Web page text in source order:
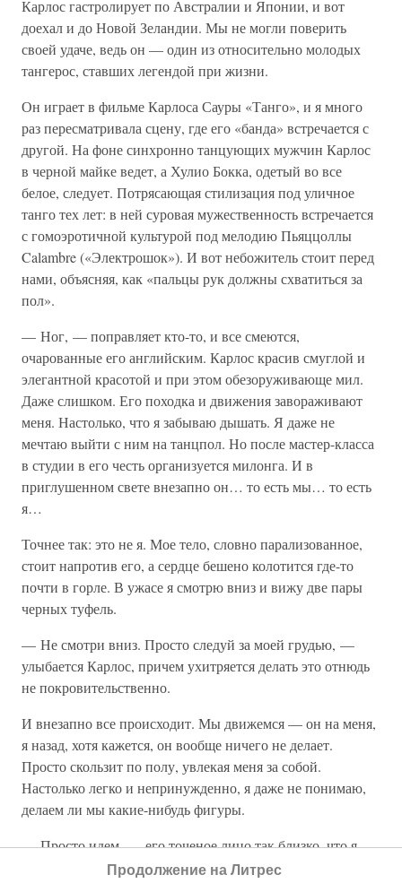
Карлос гастролирует по Австралии и Японии, и вот
доехал и до Новой Зеландии. Мы не могли поверить
своей удаче, ведь он — один из относительно молодых
тангерос, ставших легендой при жизни.
Он играет в фильме Карлоса Сауры «Танго», и я много
раз пересматривала сцену, где его «банда» встречается с
другой. На фоне синхронно танцующих мужчин Карлос
в черной майке ведет, а Хулио Бокка, одетый во все
белое, следует. Потрясающая стилизация под уличное
танго тех лет: в ней суровая мужественность встречается
с гомоэротичной культурой под мелодию Пьяццоллы
Calambre («Электрошок»). И вот небожитель стоит перед
нами, объясняя, как «пальцы рук должны схватиться за
пол».
— Ног, — поправляет кто-то, и все смеются,
очарованные его английским. Карлос красив смуглой и
элегантной красотой и при этом обезоруживающе мил.
Даже слишком. Его походка и движения завораживают
меня. Настолько, что я забываю дышать. Я даже не
мечтаю выйти с ним на танцпол. Но после мастер-класса
в студии в его честь организуется милонга. И в
приглушенном свете внезапно он… то есть мы… то есть
я…
Точнее так: это не я. Мое тело, словно парализованное,
стоит напротив его, а сердце бешено колотится где-то
почти в горле. В ужасе я смотрю вниз и вижу две пары
черных туфель.
— Не смотри вниз. Просто следуй за моей грудью, —
улыбается Карлос, причем ухитряется делать это отнюдь
не покровительственно.
И внезапно все происходит. Мы движемся — он на меня,
я назад, хотя кажется, он вообще ничего не делает.
Просто скользит по полу, увлекая меня за собой.
Настолько легко и непринужденно, я даже не понимаю,
делаем ли мы какие-нибудь фигуры.
— Просто идем, — его точеное лицо так близко, что я
задыхаюсь. — Ты иди, не беги.
Продолжение на Литрес